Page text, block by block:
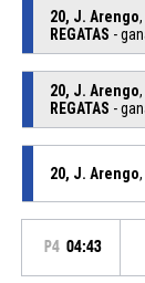
20, J. Arengo
REGATAS -
20, J. Arengo
REGATAS -
20, J. Arengo
P4 04:43